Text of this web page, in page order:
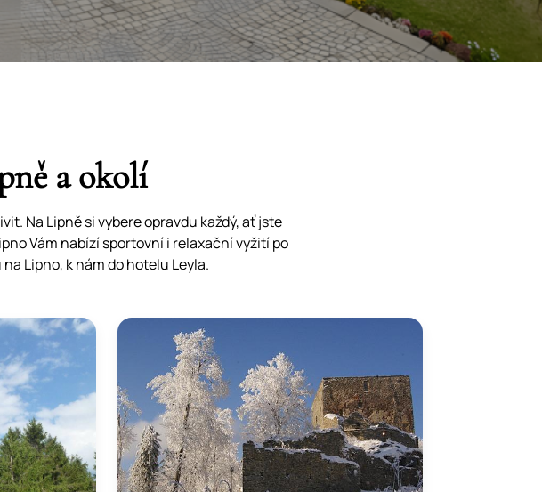
a okolí
Na Lipně si vybere opravdu každý, ať jste
Vám nabízí sportovní i relaxační vyžití po
Lipno, k nám do hotelu Leyla.